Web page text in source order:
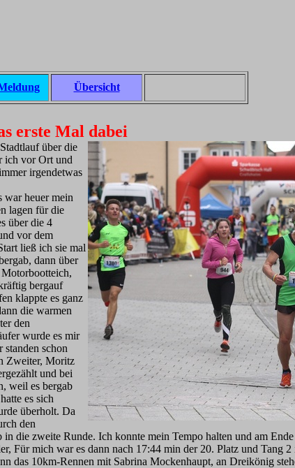
Übersicht
erste Mal dabei
über die
ich vor Ort und
irgendetwas
war heuer mein
lagen für die
über die 4
vor dem
ließ ich sie mal
dann über
bergauf
klappte es ganz
die warmen
den
wurde es mir
schon
Zweiter, Moritz
und bei
weil es bergab
es sich
überholt. Da
den
in die zweite Runde. Ich konnte mein Tempo halten und am
Für mich war es dann nach 17:44 min der 20. Platz und Tang
das 10km-Rennen mit Sabrina Mockenhaupt, an Dreikönig